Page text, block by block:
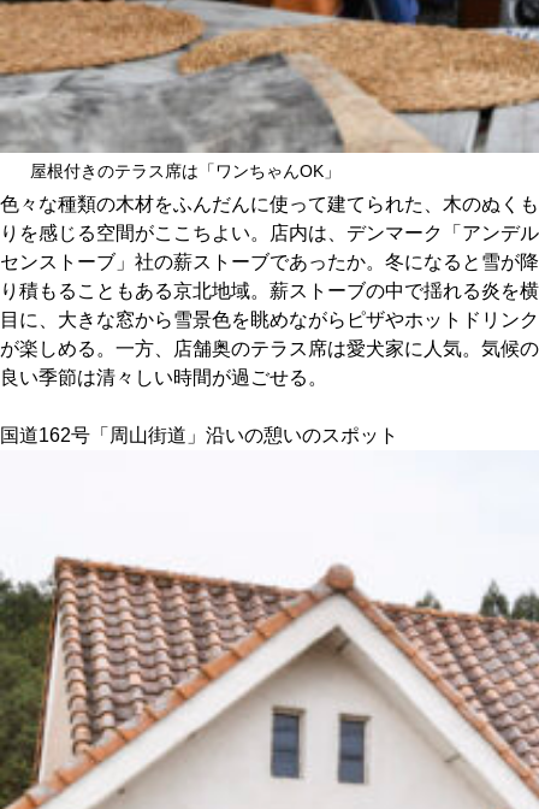
屋根付きのテラス席は「ワンちゃんOK」
色々な種類の木材をふんだんに使って建てられた、木のぬくも
りを感じる空間がここちよい。店内は、デンマーク「アンデル
センストーブ」社の薪ストーブであったか。冬になると雪が降
り積もることもある京北地域。薪ストーブの中で揺れる炎を横
目に、大きな窓から雪景色を眺めながらピザやホットドリンク
が楽しめる。一方、店舗奥のテラス席は愛犬家に人気。気候の
良い季節は清々しい時間が過ごせる。
国道162号「周山街道」沿いの憩いのスポット